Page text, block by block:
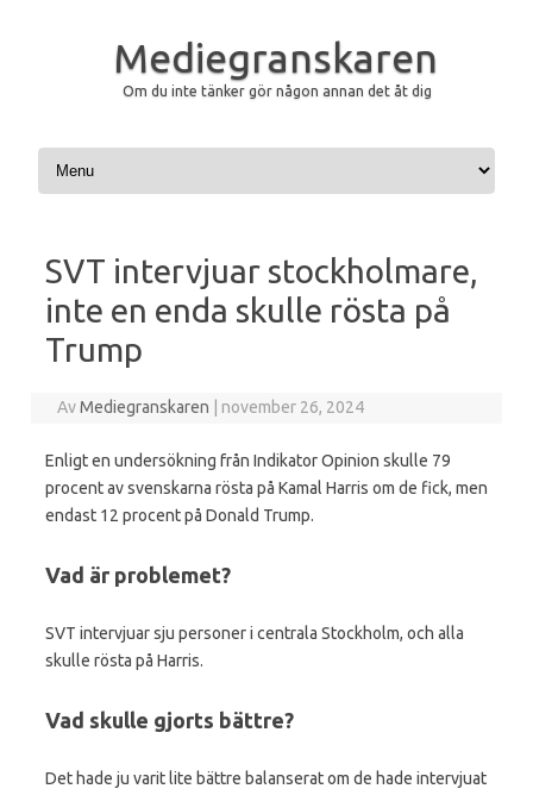
Mediegranskaren
Om du inte tänker gör någon annan det åt dig
Hoppa till innehåll
SVT intervjuar stockholmare,
inte en enda skulle rösta på
Trump
AvMediegranskaren november 26, 2024
Enligt en undersökning från Indikator Opinion skulle 79
procent av svenskarna rösta på Kamal Harris om de fick, men
endast 12 procent på Donald Trump.
Vad är problemet?
SVT intervjuar sju personer i centrala Stockholm, och alla
skulle rösta på Harris.
Vad skulle gjorts bättre?
Det hade ju varit lite bättre balanserat om de hade intervjuat